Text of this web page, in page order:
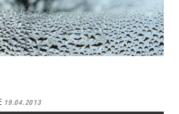
19.04.2013